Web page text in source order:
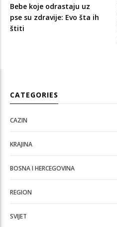
Bebe koje odrastaju uz
pse su zdravije: Evo šta ih
štiti
CATEGORIES
CAZIN
KRAJINA
BOSNA I HERCEGOVINA
REGION
SVIJET